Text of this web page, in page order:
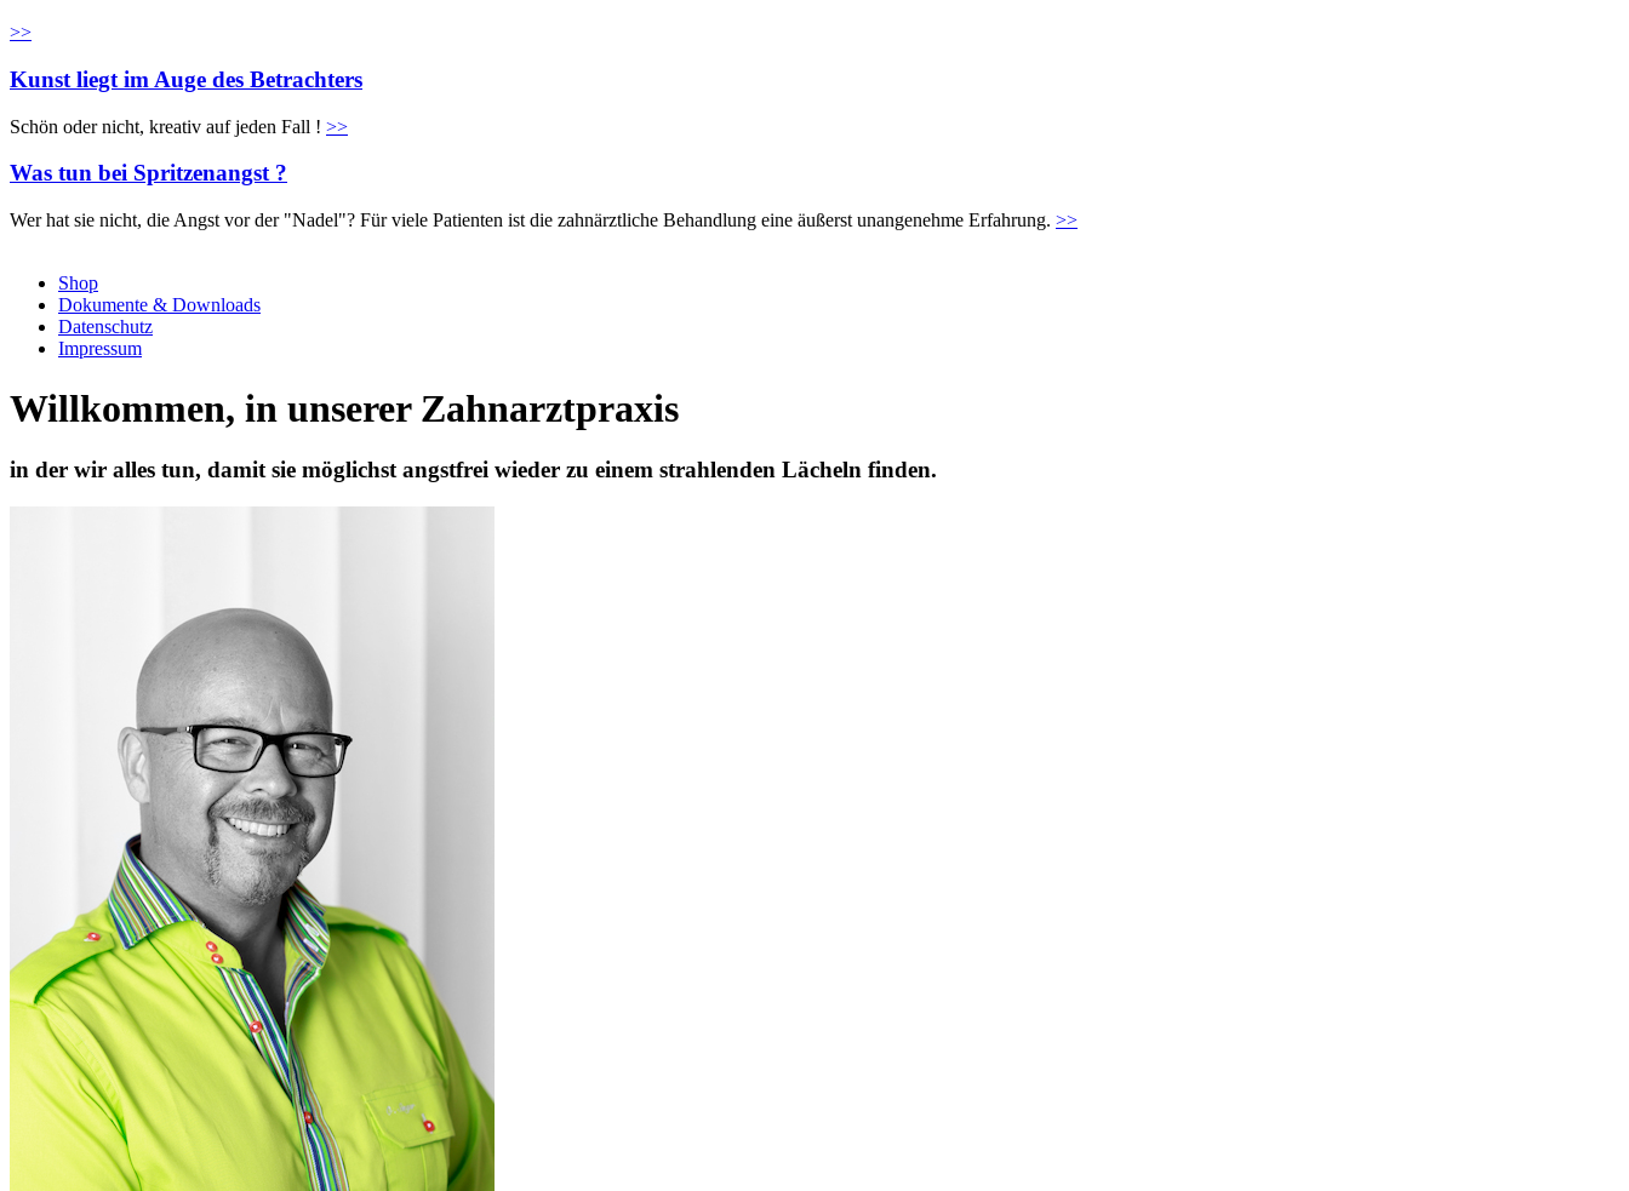
>>
Kunst liegt im Auge des Betrachters
Schön oder nicht, kreativ auf jeden Fall ! >>
Was tun bei Spritzenangst ?
Wer hat sie nicht, die Angst vor der "Nadel"? Für viele Patienten ist die zahnärztliche Behandlung eine äußerst unangenehme Erfahrung. >>
Shop
Dokumente & Downloads
Datenschutz
Impressum
Willkommen, in unserer Zahnarztpraxis
in der wir alles tun, damit sie möglichst angstfrei wieder zu einem strahlenden Lächeln finden.